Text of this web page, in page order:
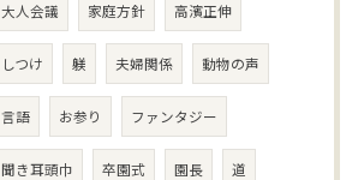
大人会議 家庭方針 高濱正伸
しつけ 躾 夫婦関係 動物の声
言語 お参り ファンタジー
聞き耳頭巾 卒園式 園長 道